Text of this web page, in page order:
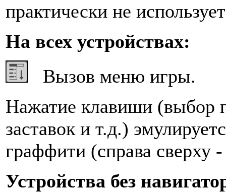
практически не
На всех устройствах:
Вызов меню игры.
Нажатие клавиши (выбор
заставок и т.д.)
граффити (справа сверху
Устройства без